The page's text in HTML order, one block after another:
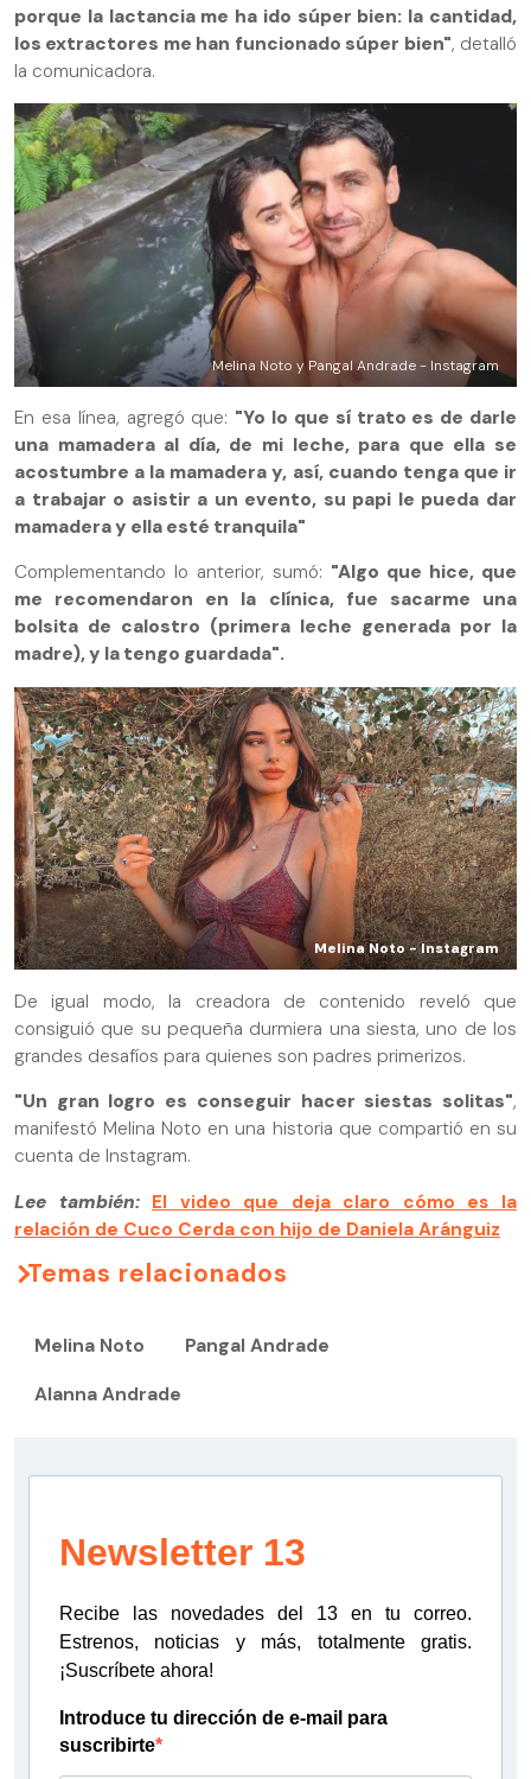
porque la lactancia me ha ido súper bien: la cantidad,
los extractores me han funcionado súper bien", detalló
la comunicadora.
Melina Noto y Pangal Andrade - Instagram
En esa línea, agregó que: "Yo lo que sí trato es de darle
una mamadera al día, de mi leche, para que ella se
acostumbre a la mamadera y, así, cuando tenga que ir
a trabajar o asistir a un evento, su papi le pueda dar
mamadera y ella esté tranquila"
Complementando lo anterior, sumó: "Algo que hice, que
me recomendaron en la clínica, fue sacarme una
bolsita de calostro (primera leche generada por la
madre), y la tengo guardada".
Melina Noto - Instagram
De igual modo, la creadora de contenido reveló que
consiguió que su pequeña durmiera una siesta, uno de los
grandes desafíos para quienes son padres primerizos.
"Un gran logro es conseguir hacer siestas solitas",
manifestó Melina Noto en una historia que compartió en su
cuenta de Instagram.
Lee también: El video que deja claro cómo es la
relación de Cuco Cerda con hijo de Daniela Aránguiz
Temas relacionados
Melina Noto Pangal Andrade
Alanna Andrade
Newsletter 13
Recibe las novedades del 13 en tu correo.
Estrenos, noticias y más, totalmente gratis.
¡Suscríbete ahora!
Introduce tu dirección de e-mail para
suscribirte